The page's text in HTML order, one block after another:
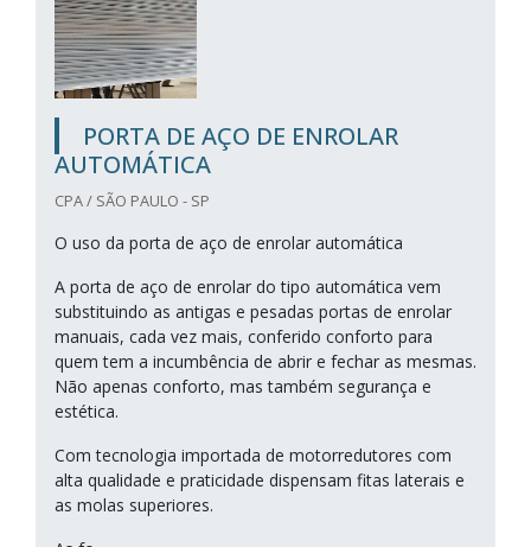
PORTA DE AÇO DE ENROLAR
AUTOMÁTICA
CPA / SÃO PAULO - SP
O uso da porta de aço de enrolar automática
A porta de aço de enrolar do tipo automática vem
substituindo as antigas e pesadas portas de enrolar
manuais, cada vez mais, conferido conforto para
quem tem a incumbência de abrir e fechar as mesmas.
Não apenas conforto, mas também segurança e
estética.
Com tecnologia importada de motorredutores com
alta qualidade e praticidade dispensam fitas laterais e
as molas superiores.